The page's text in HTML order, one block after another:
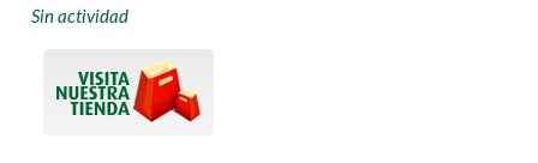
Sin actividad